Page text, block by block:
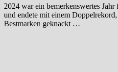
2024 war ein bemerkenswertes
und endete mit einem
Bestmarken geknackt …